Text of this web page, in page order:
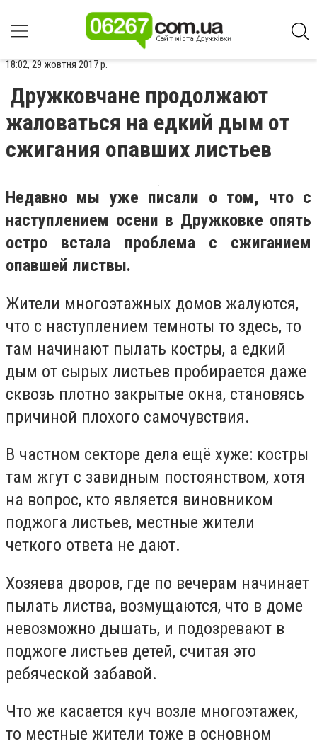
18:02, 29 жовтня 2017 р.
Дружковчане продолжают
жаловаться на едкий дым от
сжигания опавших листьев
Недавно мы уже писали о том, что с
наступлением осени в Дружковке опять
остро встала проблема с сжиганием
опавшей листвы.
Жители многоэтажных домов жалуются,
что с наступлением темноты то здесь, то
там начинают пылать костры, а едкий
дым от сырых листьев пробирается даже
сквозь плотно закрытые окна, становясь
причиной плохого самочувствия.
В частном секторе дела ещё хуже: костры
там жгут с завидным постоянством, хотя
на вопрос, кто является виновником
поджога листьев, местные жители
четкого ответа не дают.
Хозяева дворов, где по вечерам начинает
пылать листва, возмущаются, что в доме
невозможно дышать, и подозревают в
поджоге листьев детей, считая это
ребяческой забавой.
Что же касается куч возле многоэтажек,
то местные жители тоже в основном